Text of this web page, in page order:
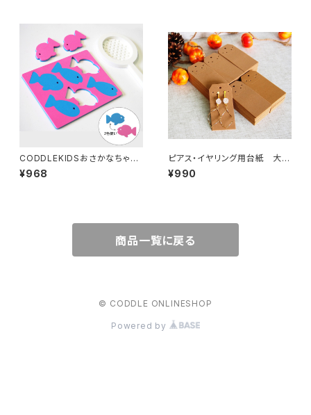
CODDLEKIDSおさかなちゃん
パステル
¥968
ピアス・イヤリング用台紙 大
キャメル 50枚
¥990
商品一覧に戻る
© CODDLE ONLINESHOP
Powered by